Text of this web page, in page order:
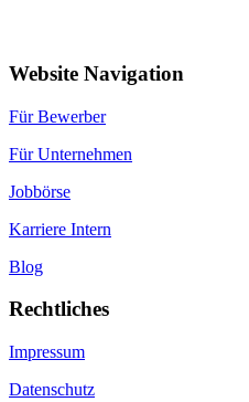
Website Navigation
Für Bewerber
Für Unternehmen
Jobbörse
Karriere Intern
Blog
Rechtliches
Impressum
Datenschutz